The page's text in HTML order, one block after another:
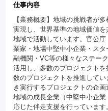
仕事内容
【業務概要】地域の挑戦者が
実現し、世界基準の地域価値
地域で活動しています。官公
業家・地場中堅中小企業・ス
融機関・VC等の様々なステー
活用し、多数のプロジェクト
数のプロジェクトを推進して
き実行するプロジェクトの企
地域の成長企業（中堅中小企
応じた伴走支援を行っています